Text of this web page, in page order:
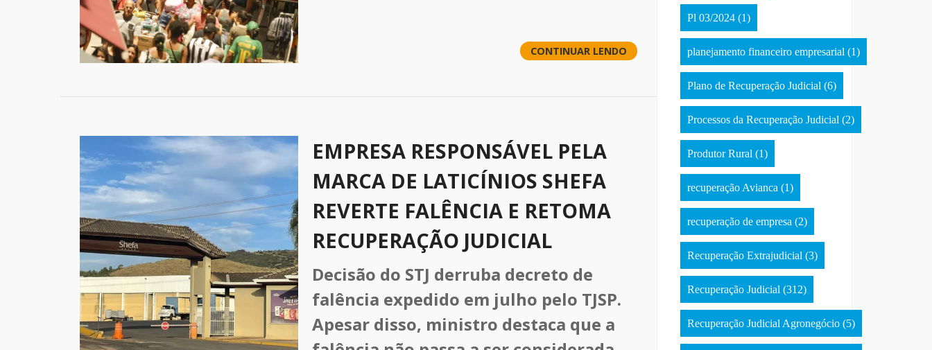
CONTINUAR LENDO
EMPRESA RESPONSÁVEL PELA
MARCA DE LATICÍNIOS SHEFA
REVERTE FALÊNCIA E RETOMA
RECUPERAÇÃO JUDICIAL
Decisão do STJ derruba decreto de
falência expedido em julho pelo TJSP.
Apesar disso, ministro destaca que a
Pl 03/2024 (1)
planejamento financeiro empresarial (1)
Plano de Recuperação Judicial (6)
Processos da Recuperação Judicial (2)
Produtor Rural (1)
recuperação Avianca (1)
recuperação de empresa (2)
Recuperação Extrajudicial (3)
Recuperação Judicial (312)
Recuperação Judicial Agronegócio (5)